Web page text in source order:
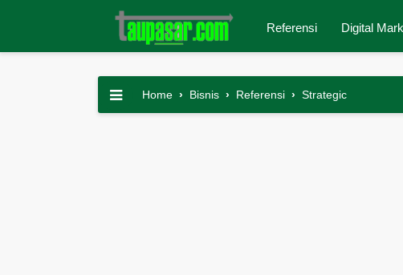
Referensi Digital
Home › Bisnis › Referensi › Strategic